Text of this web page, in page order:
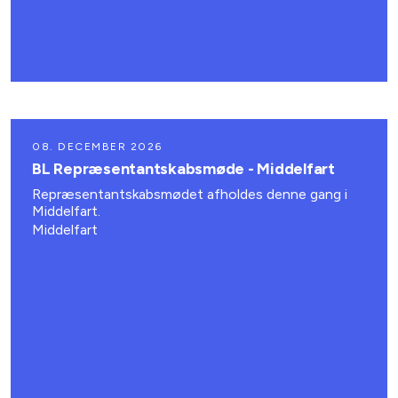
08. DECEMBER 2026
BL Repræsentantskabsmøde - Middelfart
Repræsentantskabsmødet afholdes denne gang i
Middelfart.
Middelfart